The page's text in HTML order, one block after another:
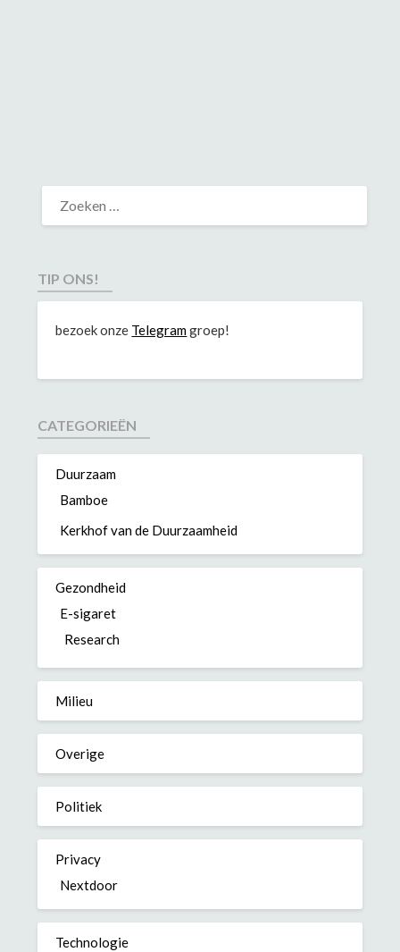
TIP ONS!
bezoek onze Telegramgroep!
CATEGORIEËN
Duurzaam
Bamboe
Kerkhof van de Duurzaamheid
Gezondheid
E-sigaret
Research
Milieu
Overige
Politiek
Privacy
Nextdoor
Technologie